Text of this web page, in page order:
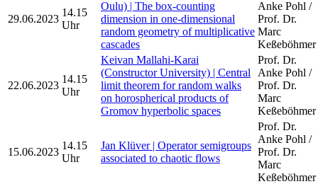
29.06.2023
14.15
Uhr
Oulu) | The box-counting
dimension in one-dimensional
random geometry of multiplicative
cascades
Anke Pohl /
Prof. Dr.
Marc
Keßeböhmer
22.06.2023
14.15
Uhr
Keivan Mallahi-Karai
(Constructor University) | Central
limit theorem for random walks
on horospherical products of
Gromov hyperbolic spaces
Prof. Dr.
Anke Pohl /
Prof. Dr.
Marc
Keßeböhmer
15.06.2023
14.15
Uhr
Jan Klüver | Operator semigroups
associated to chaotic flows
Prof. Dr.
Anke Pohl /
Prof. Dr.
Marc
Keßeböhmer